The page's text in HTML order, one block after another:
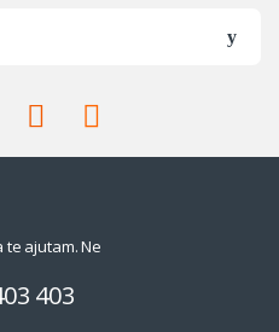
te ajutam. Ne
403